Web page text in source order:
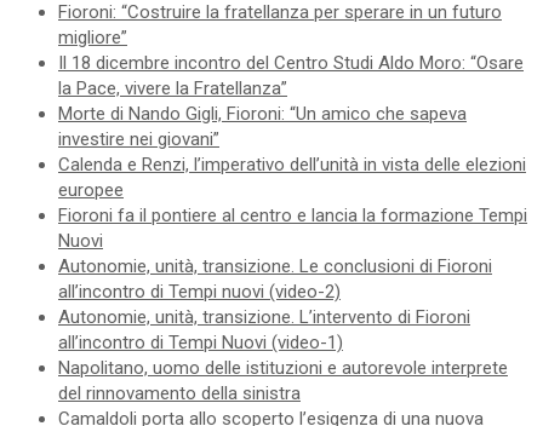
Fioroni: “Costruire la fratellanza per sperare in un futuro
migliore”
Il 18 dicembre incontro del Centro Studi Aldo Moro: “Osare
la Pace, vivere la Fratellanza”
Morte di Nando Gigli, Fioroni: “Un amico che sapeva
investire nei giovani”
Calenda e Renzi, l’imperativo dell’unità in vista delle elezioni
europee
Fioroni fa il pontiere al centro e lancia la formazione Tempi
Nuovi
Autonomie, unità, transizione. Le conclusioni di Fioroni
all’incontro di Tempi nuovi (video-2)
Autonomie, unità, transizione. L’intervento di Fioroni
all’incontro di Tempi Nuovi (video-1)
Napolitano, uomo delle istituzioni e autorevole interprete
del rinnovamento della sinistra
Camaldoli porta allo scoperto l’esigenza di una nuova